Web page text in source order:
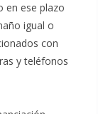
en ese plazo
igual o
con
y teléfonos